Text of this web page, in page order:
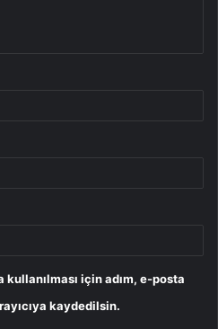
için adım, e-posta
kaydedilsin.